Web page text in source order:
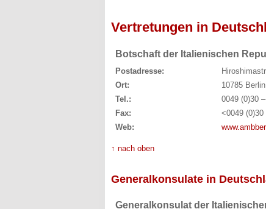
Vertretungen in
Botschaft der Italienischen
Postadresse:
Ort:
10785 Berlin
Tel.:
0049 (0)30
Fax:
<0049
Web:
↑ nach oben
Generalkonsulate in
Generalkonsulat der